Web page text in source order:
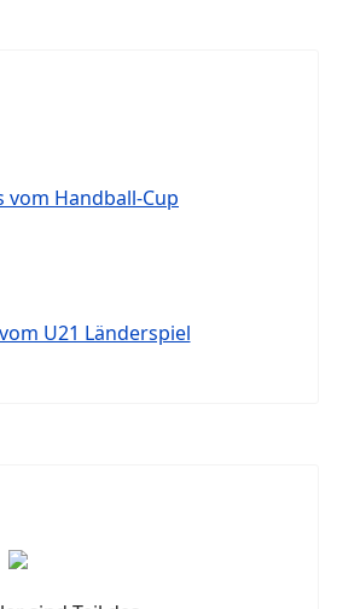
vom Handball-Cup
U21 Länderspiel